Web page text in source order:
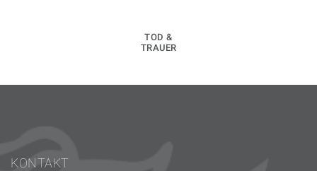
TOD &
TRAUER
KONTAKT